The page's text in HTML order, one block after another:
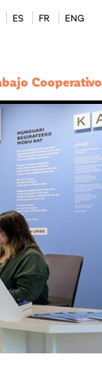
ES FR ENG
Cooperativo